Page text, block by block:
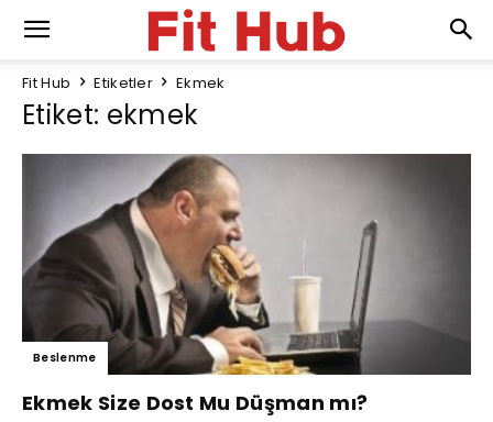
Fit Hub Etiketler Ekmek
Etiket: ekmek
Beslenme
Ekmek Size Dost Mu Düşman mı?